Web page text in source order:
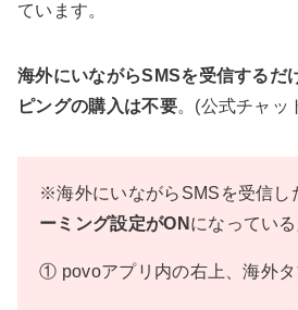
ています。
海外にいながらSMSを受信するだ
ピングの購入は不要。(公式チャッ
※海外にいながらSMSを受信し
ーミング設定がON になってい
① povoアプリ内の右上、海外